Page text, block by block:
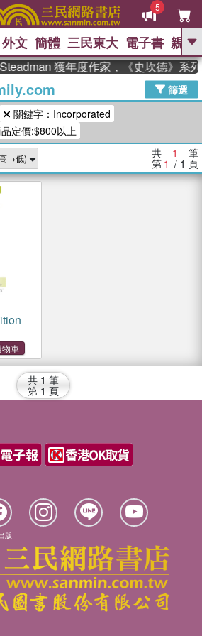
5
GO
熱搜： 高希均教授回憶錄
、 The Odyssey 、 父親節 、 如果歷
史是一群喵 、 暑期推薦
獎 臺灣漫遊錄
登輝時代 、 數學女孩：黎曼猜想 、
偉大的迷走神經
外文 簡體 三民東大 電子書 親子
獲年度作家，《史坎德》系
篩選
關鍵字：Incorporated
定價:$800以上
共 1 筆
第 1 / 1 頁
共 1 筆
第 1 頁
版